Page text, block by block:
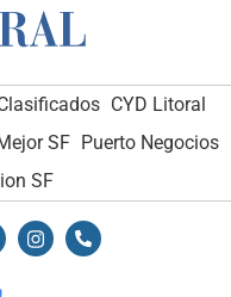
CYD Litoral
SF Puerto Negocios
SF